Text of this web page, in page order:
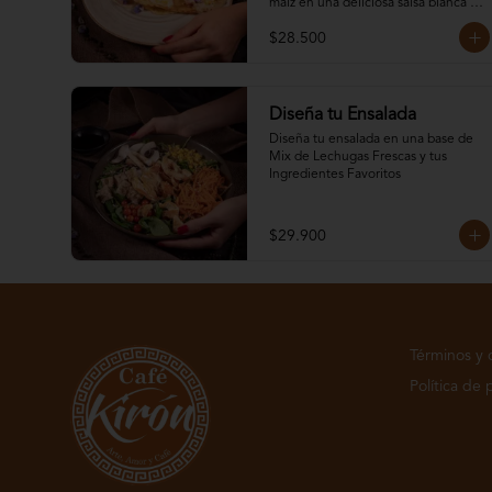
maiz en una deliciosa salsa blanca de
$28.500
Diseña tu Ensalada
Diseña tu ensalada en una base de
Mix de Lechugas Frescas y tus
Ingredientes Favoritos
$29.900
Términos
Política de